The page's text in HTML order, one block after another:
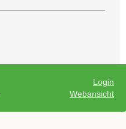
Login
Webansicht